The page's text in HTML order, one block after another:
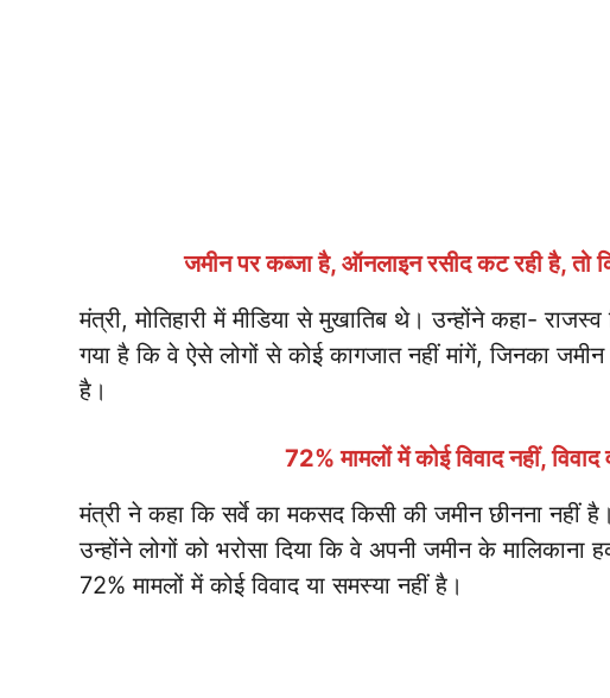
जमीन पर कब्जा है, ऑनलाइन रसीद कट रही है, तो
मंत्री, मोतिहारी में मीडिया से मुखातिब थे। उन्होंने कहा-
गया है कि वे ऐसे लोगों से कोई कागजात नहीं मांगें, जिनका
है।
72% मामलों में कोई विवाद नहीं,
मंत्री ने कहा कि सर्वे का मकसद किसी की जमीन छीनना नहीं
उन्होंने लोगों को भरोसा दिया कि वे अपनी जमीन के
72% मामलों में कोई विवाद या समस्या नहीं है।